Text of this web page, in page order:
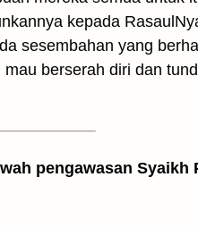
kepada
sesembahan yang
berserah diri dan
pengawasan Syaikh